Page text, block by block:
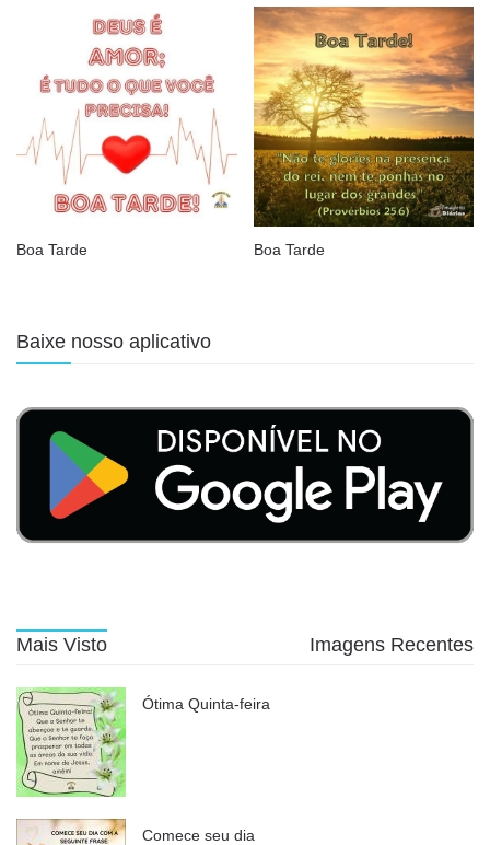
Boa Tarde Boa Tarde
Baixe nosso aplicativo
Mais Visto Imagens Recentes
Ótima Quinta-feira
Comece seu dia